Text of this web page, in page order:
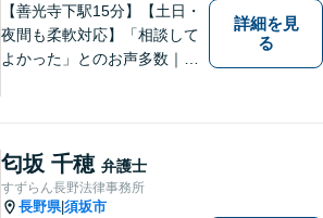
【善光寺下駅15分】【土日・
夜間も柔軟対応】「相談して
よかった」とのお声多数｜交
士が親身にサポートします。
どんな小さなお悩みでも、ま
ずはお気軽にご相談くださ
い。【完全個室で相談】
詳細を見
る
匂坂 千穂 弁護士
すずらん長野法律事務所
長野県|須坂市